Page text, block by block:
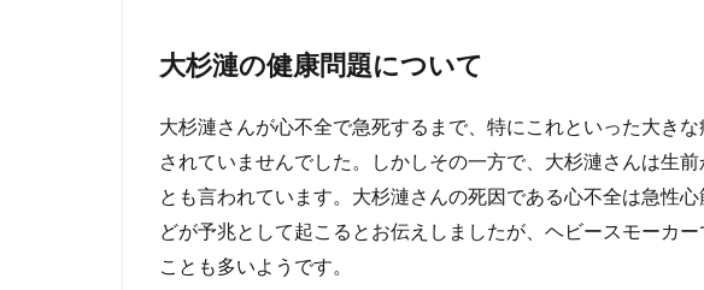
表
作
交
友
係
を
振
大杉漣の健康問題について
大杉漣さんが心不全で急死するまで、特にこれといった大き
されていませんでした。しかしその一方で、大杉漣さんは生
とも言われています。大杉漣さんの死因である心不全は急性
どが予兆として起こるとお伝えしましたが、ヘビースモーカ
ことも多いようです。